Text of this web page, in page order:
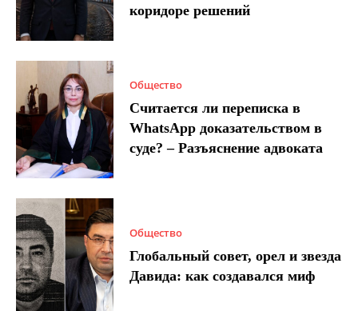
коридоре решений
Общество
Считается ли переписка в
WhatsApp доказательством в
суде? – Разъяснение адвоката
Общество
Глобальный совет, орел и звезда
Давида: как создавался миф